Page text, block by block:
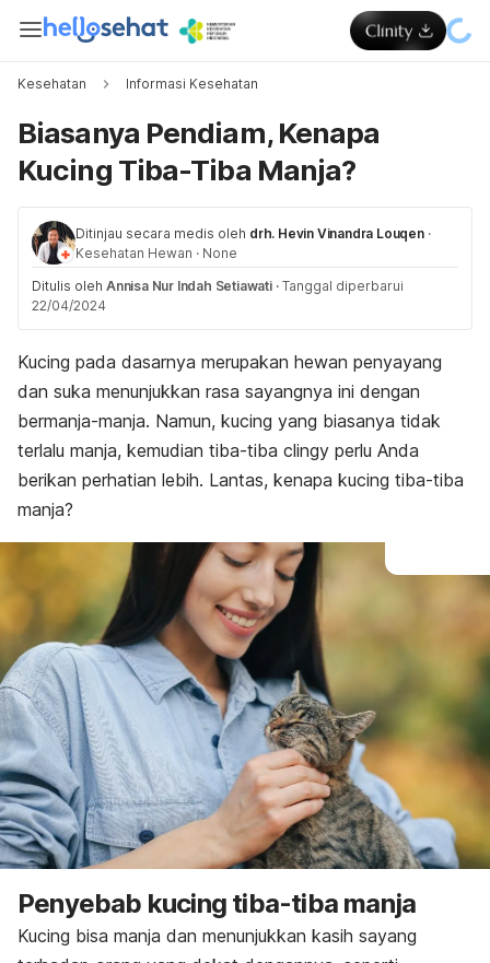
Kesehatan Informasi Kesehatan
Biasanya Pendiam, Kenapa
Kucing Tiba-Tiba Manja?
Ditinjau secara medis oleh drh. Hevin Vinandra Louqen ·
Kesehatan Hewan · None
Ditulis oleh Annisa Nur Indah Setiawati · Tanggal diperbarui
22/04/2024
Kucing pada dasarnya merupakan hewan penyayang
dan suka menunjukkan rasa sayangnya ini dengan
bermanja-manja. Namun, kucing yang biasanya tidak
terlalu manja, kemudian tiba-tiba clingy perlu Anda
berikan perhatian lebih. Lantas, kenapa kucing tiba-tiba
manja?
Penyebab kucing tiba-tiba manja
Kucing bisa manja dan menunjukkan kasih sayang